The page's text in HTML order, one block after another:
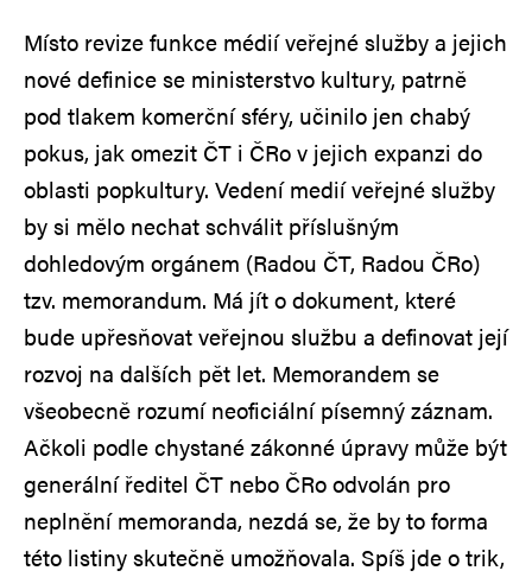
Místo revize funkce médií veřejné služby a jejich
nové definice se ministerstvo kultury, patrně
pod tlakem komerční sféry, učinilo jen chabý
pokus, jak omezit ČT i ČRo v jejich expanzi do
oblasti popkultury. Vedení medií veřejné služby
by si mělo nechat schválit příslušným
dohledovým orgánem (Radou ČT, Radou ČRo)
tzv. memorandum. Má jít o dokument, které
bude upřesňovat veřejnou službu a definovat její
rozvoj na dalších pět let. Memorandem se
všeobecně rozumí neoficiální písemný záznam.
Ačkoli podle chystané zákonné úpravy může být
generální ředitel ČT nebo ČRo odvolán pro
neplnění memoranda, nezdá se, že by to forma
této listiny skutečně umožňovala. Spíš jde o trik,